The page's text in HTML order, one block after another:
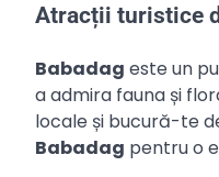
Atracții turistice
Babadag este un
a admira fauna și
locale și bucură-te
Babadag pentru o